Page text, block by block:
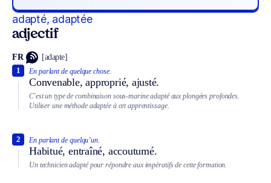
adapté, adaptée
adjectif
FR [adapte]
En parlant de quelque chose.
Convenable, approprié, ajusté.
1
C'est un type de combinaison sous-marine adapté aux plongées profondes.
Utiliser une méthode adaptée à cet apprentissage.
En parlant de quelqu’un.
Habitué, entraîné, accoutumé.
2
Un technicien adapté pour répondre aux impératifs de cette formation.